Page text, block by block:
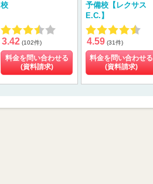
校
3.42 (102件)
料金を問い合わせる
(資料請求)
予備校【レクサス
E.C.】
4.59 (31件)
料金を問い合わせる
(資料請求)